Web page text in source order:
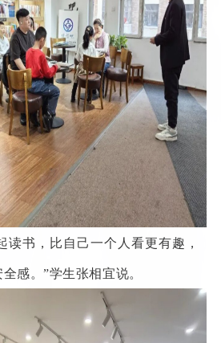
读书，比自己一个人看更有趣，
感。”学生张相宜说。